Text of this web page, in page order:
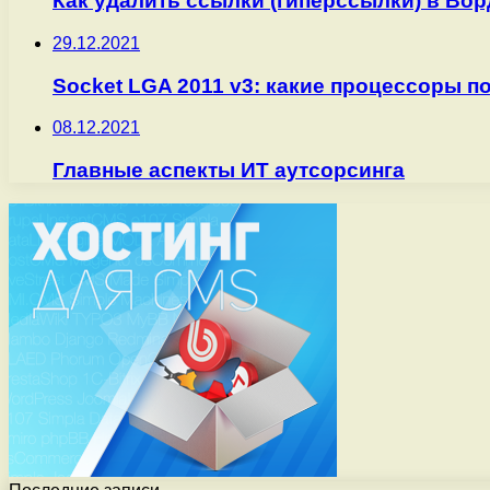
29.12.2021
Socket LGA 2011 v3: какие процессоры
08.12.2021
Главные аспекты ИТ аутсорсинга